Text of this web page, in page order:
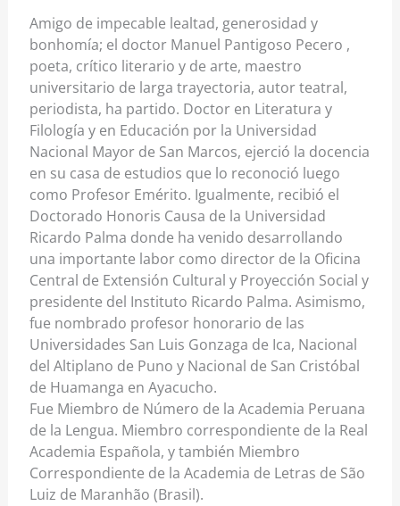
Amigo de impecable lealtad, generosidad y
bonhomía; el doctor Manuel Pantigoso Pecero ,
poeta, crítico literario y de arte, maestro
universitario de larga trayectoria, autor teatral,
periodista, ha partido. Doctor en Literatura y
Filología y en Educación por la Universidad
Nacional Mayor de San Marcos, ejerció la docencia
en su casa de estudios que lo reconoció luego
como Profesor Emérito. Igualmente, recibió el
Doctorado Honoris Causa de la Universidad
Ricardo Palma donde ha venido desarrollando
una importante labor como director de la Oficina
Central de Extensión Cultural y Proyección Social y
presidente del Instituto Ricardo Palma. Asimismo,
fue nombrado profesor honorario de las
Universidades San Luis Gonzaga de Ica, Nacional
del Altiplano de Puno y Nacional de San Cristóbal
de Huamanga en Ayacucho.
Fue Miembro de Número de la Academia Peruana
de la Lengua. Miembro correspondiente de la Real
Academia Española, y también Miembro
Correspondiente de la Academia de Letras de São
Luiz de Maranhão (Brasil).